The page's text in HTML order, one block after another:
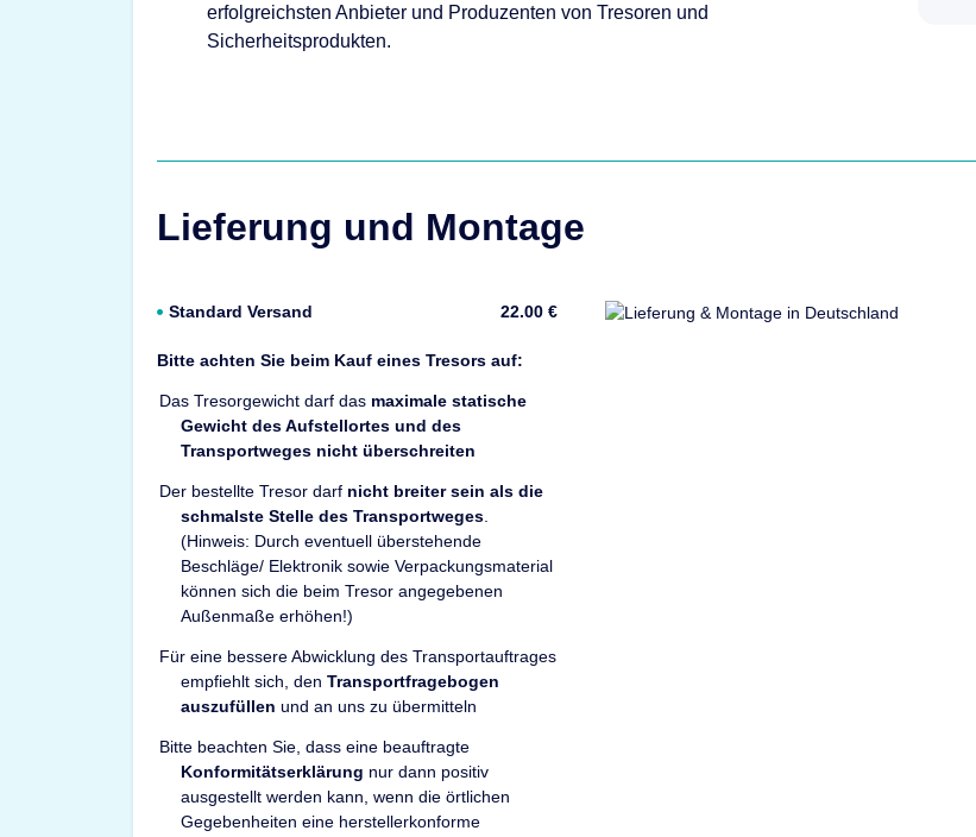
erfolgreichsten Anbieter und Produzenten von Tresoren und
Sicherheitsprodukten.
Lieferung und Montage
Standard Versand 22.00 €
Bitte achten Sie beim Kauf eines Tresors auf:
Das Tresorgewicht darf das maximale statische
Gewicht des Aufstellortes und des
Transportweges nicht überschreiten
Der bestellte Tresor darf nicht breiter sein als die
schmalste Stelle des Transportweges
(Hinweis: Durch eventuell überstehende
Beschläge/ Elektronik sowie Verpackungsmaterial
können sich die beim Tresor angegebenen
Außenmaße erhöhen!)
Für eine bessere Abwicklung des Transportauftrages
empfiehlt sich, den Transportfragebogen
auszufüllen und an uns zu übermitteln
Bitte beachten Sie, dass eine beauftragte
Konformitätserklärung nur dann positiv
ausgestellt werden kann, wenn die örtlichen
Gegebenheiten eine herstellerkonforme